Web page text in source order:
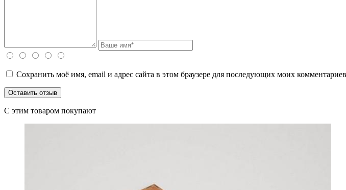
Сохранить моё имя, email и адрес сайта в этом браузере для последующих моих
C этим товаром покупают